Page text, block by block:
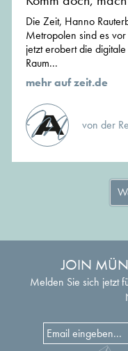
Die Zeit, Hanno
Metropolen sind es
jetzt erobert die
Raum...
mehr auf zeit.de
von der
JOIN
Melden Sie sich jetzt